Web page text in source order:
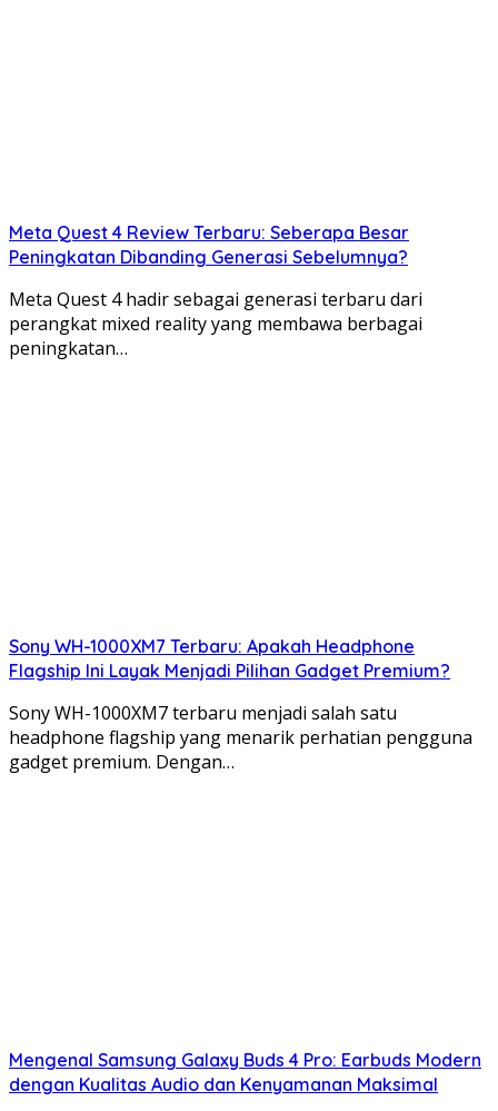
Meta Quest 4 Review Terbaru: Seberapa Besar
Peningkatan Dibanding Generasi Sebelumnya?
Meta Quest 4 hadir sebagai generasi terbaru dari
perangkat mixed reality yang membawa berbagai
peningkatan…
Sony WH-1000XM7 Terbaru: Apakah Headphone
Flagship Ini Layak Menjadi Pilihan Gadget Premium?
Sony WH-1000XM7 terbaru menjadi salah satu
headphone flagship yang menarik perhatian pengguna
gadget premium. Dengan…
Mengenal Samsung Galaxy Buds 4 Pro: Earbuds Modern
dengan Kualitas Audio dan Kenyamanan Maksimal